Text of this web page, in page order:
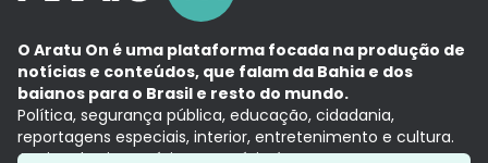
O Aratu On é uma plataforma focada na produção de
notícias e conteúdos, que falam da Bahia e dos
baianos para o Brasil e resto do mundo.
Política, segurança pública, educação, cidadania,
reportagens especiais, interior, entretenimento e cultura.
Aqui, tudo vira notícia e a notícia é no tempo presente,